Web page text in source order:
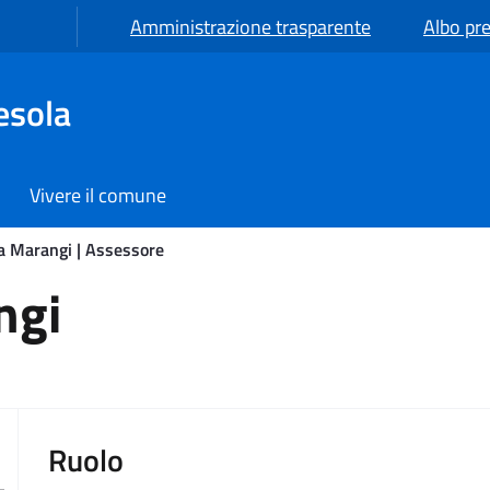
Amministrazione trasparente Albo
Vivere il comune
Marangi | Assessore
Ruolo